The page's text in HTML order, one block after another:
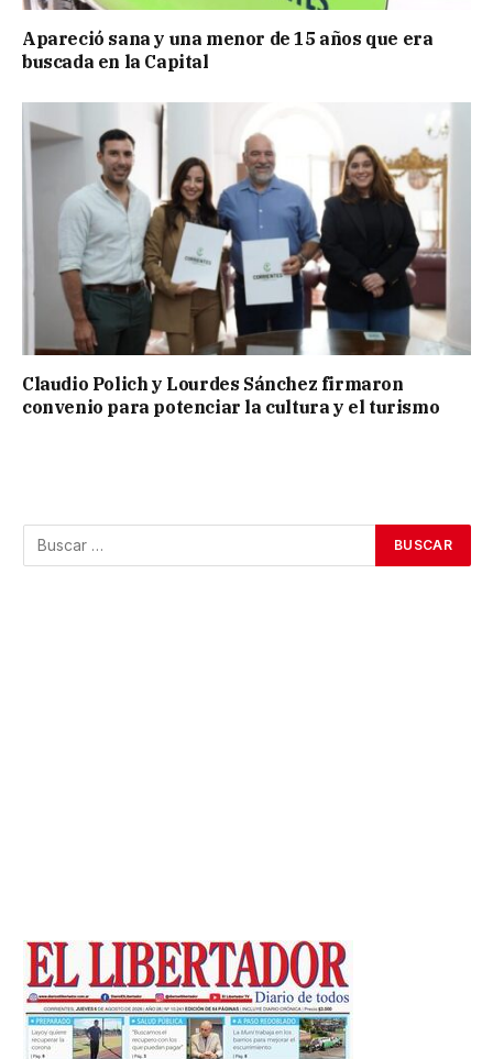
Apareció sana y una menor de 15 años que era
buscada en la Capital
Claudio Polich y Lourdes Sánchez firmaron
convenio para potenciar la cultura y el turismo